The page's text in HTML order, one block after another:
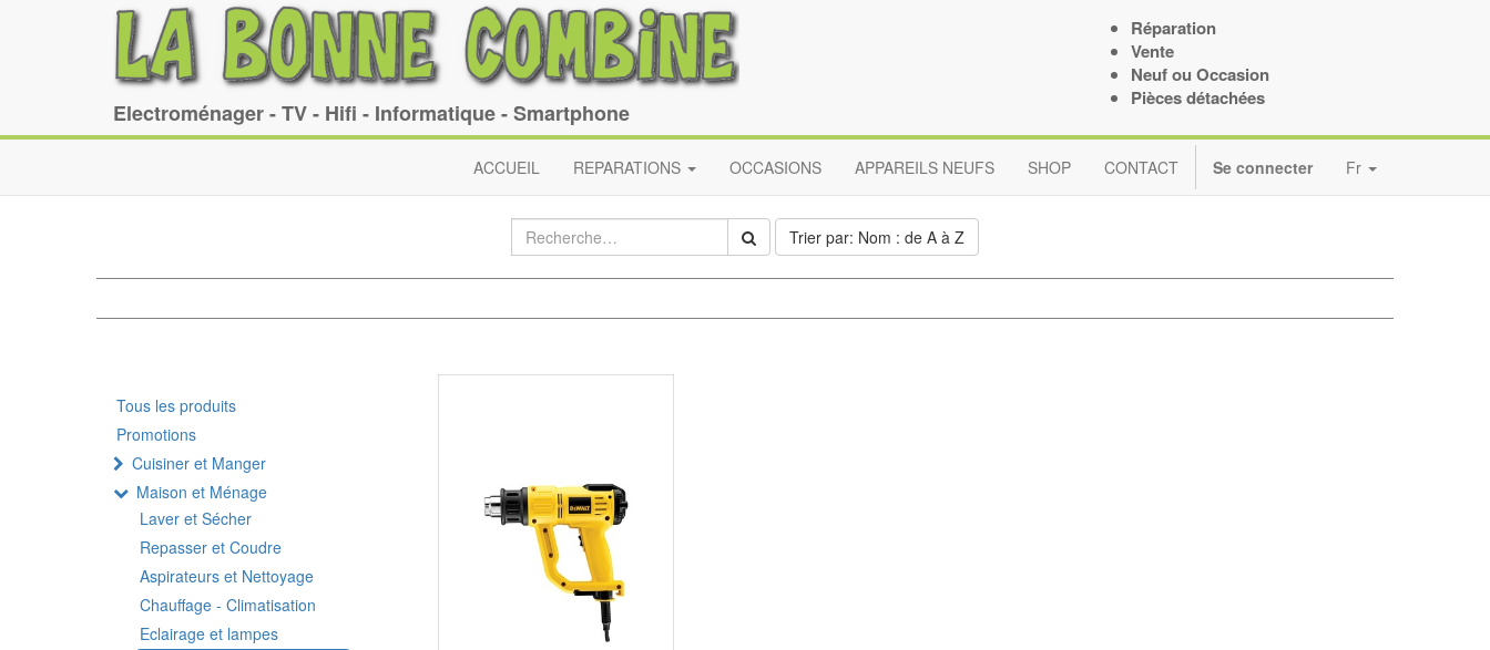
Electroménager - TV - Hifi - Informatique - Smartphone
Réparation
Vente
Neuf ou Occasion
Pièces détachées
ACCUEIL REPARATIONS OCCASIONS APPAREILS NEUFS SHOP CONTACT Se connecter Fr
Trier par: Nom : de A à Z
Tous les produits
Promotions
Cuisiner et Manger
Maison et Ménage
Laver et Sécher
Repasser et Coudre
Aspirateurs et Nettoyage
Chauffage - Climatisation
Eclairage et lampes